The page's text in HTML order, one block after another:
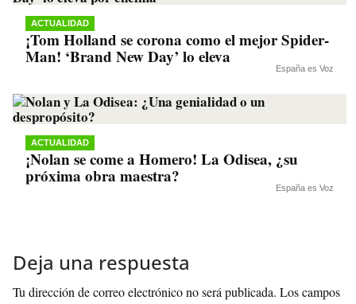
ACTUALIDAD
¡Tom Holland se corona como el mejor Spider-
Man! ‘Brand New Day’ lo eleva
España es Voz
ACTUALIDAD
¡Nolan se come a Homero! La Odisea, ¿su
próxima obra maestra?
España es Voz
Deja una respuesta
Tu dirección de correo electrónico no será publicada. Los campos